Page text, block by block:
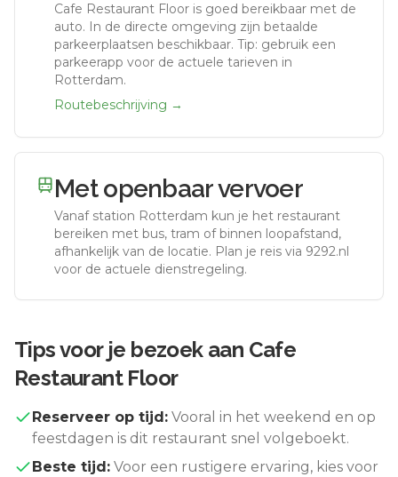
Cafe Restaurant Floor is goed bereikbaar met de
auto.
In de directe omgeving zijn betaalde
parkeerplaatsen beschikbaar. Tip: gebruik een
parkeerapp voor de actuele tarieven in
Rotterdam.
Routebeschrijving →
Met openbaar vervoer
Vanaf station Rotterdam kun je het restaurant
bereiken met bus, tram of binnen loopafstand,
afhankelijk van de locatie. Plan je reis via 9292.nl
voor de actuele dienstregeling.
Tips voor je bezoek aan Cafe
Restaurant Floor
Reserveer op tijd: Vooral in het weekend en op
feestdagen is dit restaurant snel volgeboekt.
Beste tijd: Voor een rustigere ervaring, kies voor